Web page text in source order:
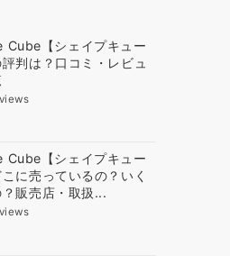
Cube【シェイプキュー
判は？口コミ・レビュ
Cube【シェイプキュー
に売っているの？いく
？販売店・取扱...